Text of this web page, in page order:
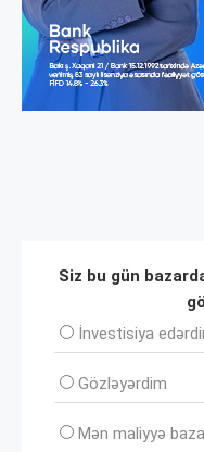
Siz bu gün
İnvеstisiya
Gözləyərdim
Mən maliyyə